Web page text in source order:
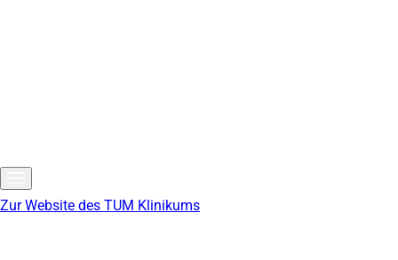
Zur Website des TUM Klinikums